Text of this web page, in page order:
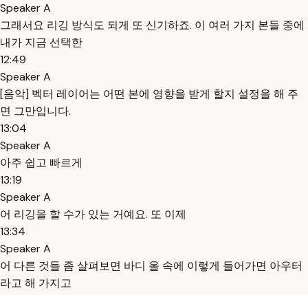
Speaker A
그래서요 리깅 방식도 되게 또 신기하죠. 이 여러 가지 본들 중에
내가 지금 선택한
12:49
Speaker A
[음악] 벡터 레이어는 어떤 본에 영향을 받게 할지 설정을 해 주
면 그만입니다.
13:04
Speaker A
아주 쉽고 빠르게
13:19
Speaker A
어 리깅을 할 수가 있는 거예요. 또 이제
13:34
Speaker A
어 다른 것들 좀 살펴보면 바디 올 속에 이렇게 들어가면 아우터
라고 해 가지고